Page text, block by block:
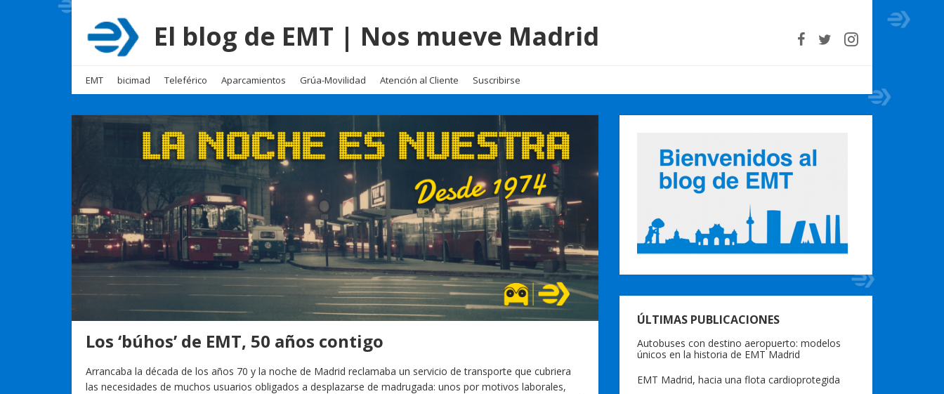
El blog de EMT | Nos mueve Madrid
EMT bicimad Teleférico Aparcamientos Grúa-Movilidad Atención al Cliente Suscribirse
Los ‘búhos’ de EMT, 50 años contigo
Arrancaba la década de los años 70 y la noche de Madrid reclamaba un servicio de transporte que cubriera
las necesidades de muchos usuarios obligados a desplazarse de madrugada: unos por motivos laborales,
ÚLTIMAS PUBLICACIONES
Autobuses con destino aeropuerto: modelos
únicos en la historia de EMT Madrid
EMT Madrid, hacia una flota cardioprotegida